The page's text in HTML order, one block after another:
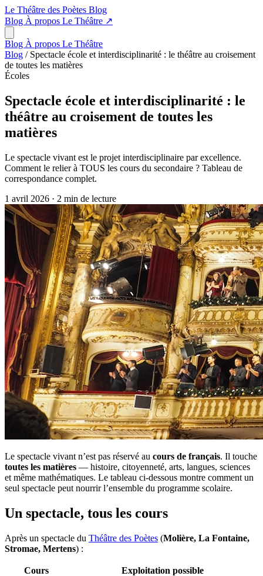
Le Théâtre des Poètes Blog
Blog À propos Le Théâtre ↗
Blog À propos Le Théâtre
Blog / Spectacle école et interdisciplinarité : le théâtre au croisement
de toutes les matières
Écoles
Spectacle école et interdisciplinarité : le
théâtre au croisement de toutes les
matières
Le spectacle vivant est le projet interdisciplinaire par excellence.
Comment le relier à TOUS les cours du secondaire ? Tableau de
correspondance complet.
1 avril 2026 · 2 min de lecture
Le spectacle vivant n’est pas réservé au cours de français. Il touche
toutes les matières — histoire, citoyenneté, arts, langues, sciences
et même mathématiques. Le tableau ci-dessous montre comment un
seul spectacle peut nourrir l’ensemble du programme scolaire.
Un spectacle, tous les cours
Après un spectacle du Théâtre des Poètes (Molière, La Fontaine,
Stromae, Mertens) :
Cours
Exploitation possible